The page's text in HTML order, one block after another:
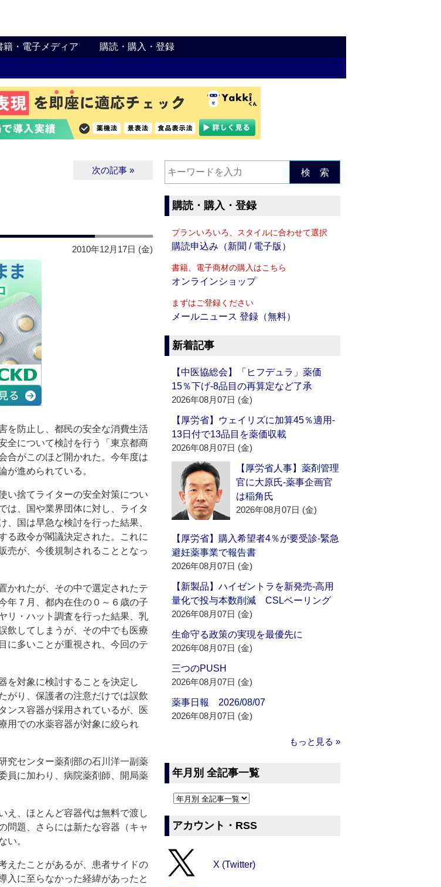
籍・電子メディア 購読・購入・登録
次の記事 »
2010年12月17日 (金)
を防止し、都民の安全な消費生活
全について検討を行う「東京都商
合がこのほど開かれた。今年度は
が進められている。
い捨てライターの安全対策につい
は、国や業界団体に対し、ライタ
国は早急な検討を行った結果、
る政令が閣議決定された。これに
売が、今後規制されることとなっ
かれたが、その中で選定されたテ
年７月、都内在住の０～６歳の子
リ・ハット調査を行った結果、乳
飲してしまうが、その中でも医療
に多いことが重視され、今回のテ
を対象に検討することを決定し
がり、保護者の注意だけでは誤飲
ンス容器が採用されているが、医
用での水薬容器が対象に絞られ
究センター薬剤部の石川洋一副薬
員に加わり、病院薬剤師、開局薬
え、ほとんど容器代は無料で渡し
問題、さらには新たな容器（キャ
い。
えたことがあるが、患者サイドの
入に至らなかった経緯があったと
検 索
購読・購入・登録
プランいろいろ、スタイルに合わせて選択
購読申込み（新聞 / 電子版）
書籍、電子商材の購入はこちら
オンラインショップ
まずはご登録ください
メールニュース 登録（無料）
新着記事
【中医協総会】「ヒフデュラ」薬価
15％下げ‐8品目の再算定など了承
2026年08月07日 (金)
【厚労省】ウェイリズに加算45％適用‐
13日付で13品目を薬価収載
2026年08月07日 (金)
【厚労省人事】薬剤管理
官に大原氏‐薬事企画官
は稲角氏
2026年08月07日 (金)
【厚労省】購入希望者4％が要受診‐緊急
避妊薬事業で報告書
2026年08月07日 (金)
【新製品】ハイゼントラを新発売‐高用
量化で投与本数削減 CSLベーリング
2026年08月07日 (金)
生命守る政策の実現を最優先に
2026年08月07日 (金)
三つのPUSH
2026年08月07日 (金)
薬事日報 2026/08/07
2026年08月07日 (金)
もっと見る »
年月別 全記事一覧
アカウント・RSS
X (Twitter)